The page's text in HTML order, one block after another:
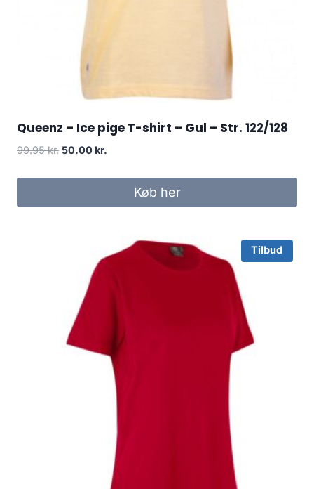
Queenz – Ice pige T-shirt – Gul – Str. 122/128
99.95kr. Original
was:
50.00 kr.
is:
50.00 kr..Køb her
Tilbud